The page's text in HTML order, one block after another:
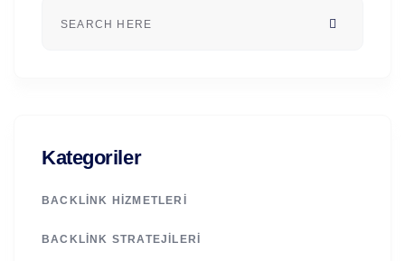
Kategoriler
BACKLINK HIZMETLERI
BACKLINK STRATEJILERI